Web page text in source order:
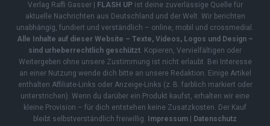
Verlag Raffi Gasser |
FLASH UPist deine zuverlässige Quelle für
aktuelle Nachrichten aus Deutschland und der Welt. Wir berichten
unabhängig, fundiert und verständlich – online, mobil und crossmedial.
Alle Inhalte auf dieser Website – Texte, Videos, Logos und Design –
sind urheberrechtlich geschützt. Kopieren, Vervielfältigen oder
Weitergeben ohne unsere Zustimmung ist nicht erlaubt. Bei Interesse
an einer Nutzung wende dich bitte an unsere Redaktion. Einige Artikel
enthalten Affiliate-Links oder Anzeige-Links (z. B. farblich markiert oder
unterstrichen). Wenn du darüber ein Produkt kaufst, erhalten wir eine
kleine Provision – für dich entstehen keine Zusatzkosten. Der Kauf
bleibt selbstverständlich freiwillig.
Impressum Datenschutz